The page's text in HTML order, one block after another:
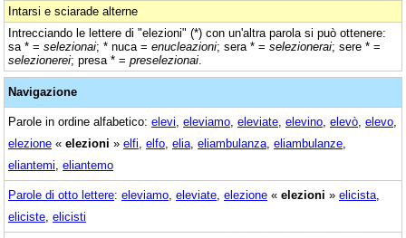
Intarsi e sciarade alterne
Intrecciando le lettere di "elezioni" (*) con un'altra parola si può ottenere:
sa * = selezionai; * nuca = enucleazioni; sera * = selezionerai; sere * =
selezionerei; presa * = preselezionai
Navigazione
Parole in ordine alfabetico: elevi eleviamo eleviate elevino elevò elevo
elezione « elezioni » elfi elfo elia eliambulanza eliambulanze
eliantemi eliantemo
Parole di otto lettere: eleviamo eleviate elezione « elezioni » elicista
eliciste elicisti